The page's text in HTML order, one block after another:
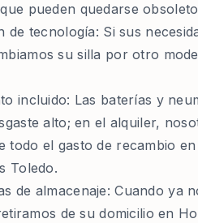
pueden quedarse
de tecnología: Si sus
su silla por otro
incluido: Las baterías y
alto; en el alquiler,
todo el gasto de recambio
Toledo.
de almacenaje: Cuando ya
de su domicilio en